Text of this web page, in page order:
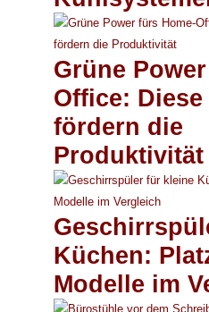
Grüne
Office: Diese
fördern die
Produktivität
Küchen:
Modelle im